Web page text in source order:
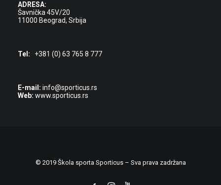
ADRESA:
Šavnička 45V/20
11000 Beograd, Srbija
Tel: +381 (0) 63 765 8 777
E-mail: info@sporticus.rs
Web: www.sporticus.rs
© 2019 Škola sporta Sporticus – Sva prava zadržana